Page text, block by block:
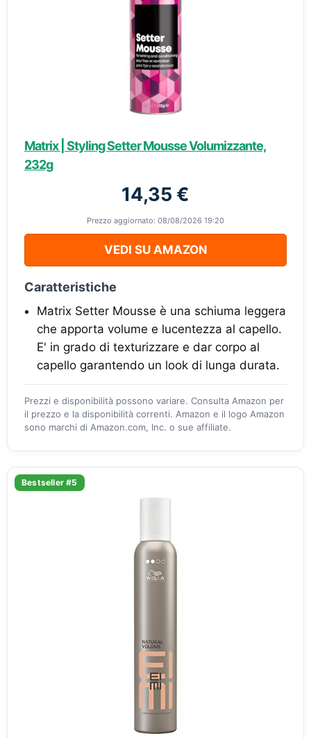
Matrix | Styling Setter Mousse Volumizzante,
232g
14,35 €
Prezzo aggiornato: 08/08/2026 19:20
VEDI SU AMAZON
Caratteristiche
Matrix Setter Mousse è una schiuma leggera
che apporta volume e lucentezza al capello.
E' in grado di texturizzare e dar corpo al
capello garantendo un look di lunga durata.
Prezzi e disponibilità possono variare. Consulta Amazon per
il prezzo e la disponibilità correnti. Amazon e il logo Amazon
sono marchi di Amazon.com, Inc. o sue affiliate.
Bestseller #5